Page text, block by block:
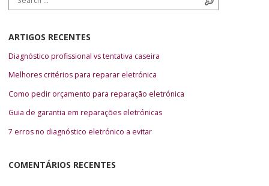
ARTIGOS RECENTES
Diagnóstico profissional vs tentativa caseira
Melhores critérios para reparar eletrónica
Como pedir orçamento para reparação eletrónica
Guia de garantia em reparações eletrónicas
7 erros no diagnóstico eletrónico a evitar
COMENTÁRIOS RECENTES